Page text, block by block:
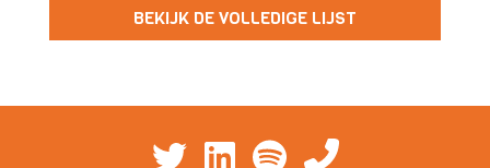
BEKIJK DE VOLLEDIGE LIJST